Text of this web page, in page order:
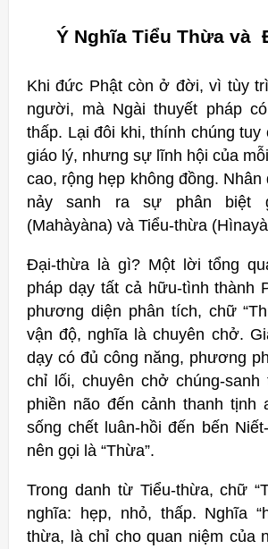
Ý Nghĩa Tiểu Thừa và
Khi đức Phật còn ở đời, vì tùy
người, mà Ngài thuyết pháp
thấp. Lại đôi khi, thính chúng tuy
giáo lý, nhưng sự lĩnh hội của
cao, rộng hẹp không đồng.
nảy sanh ra sự phân biệt
(Mahàyàna) và Tiểu-thừa
Đại-thừa là gì? Một lời tổng
pháp dạy tất cả hữu-tình thành
phương diện phân tích, chữ
vận độ, nghĩa là chuyên chở.
dạy có đủ công năng, phương
chỉ lối, chuyên chở chúng-
phiền não đến cảnh thanh tịnh
sống chết luân-hồi đến bến
nên gọi là “Thừa”.
Trong danh từ Tiểu-thừa, chữ
nghĩa: hẹp, nhỏ, thấp. Nghĩa
thừa, là chỉ cho quan niệm của